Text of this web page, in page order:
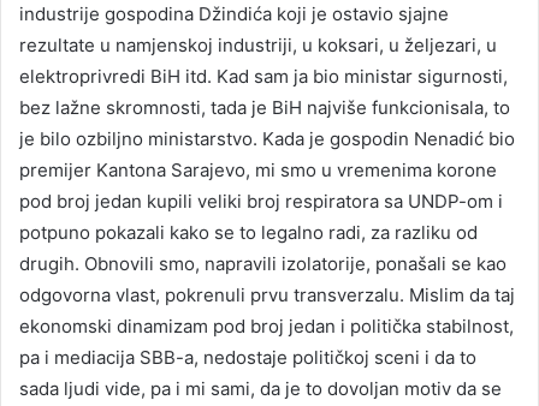
industrije gospodina Džindića koji je ostavio sjajne
rezultate u namjenskoj industriji, u koksari, u željezari, u
elektroprivredi BiH itd. Kad sam ja bio ministar sigurnosti,
bez lažne skromnosti, tada je BiH najviše funkcionisala, to
je bilo ozbiljno ministarstvo. Kada je gospodin Nenadić bio
premijer Kantona Sarajevo, mi smo u vremenima korone
pod broj jedan kupili veliki broj respiratora sa UNDP-om i
potpuno pokazali kako se to legalno radi, za razliku od
drugih. Obnovili smo, napravili izolatorije, ponašali se kao
odgovorna vlast, pokrenuli prvu transverzalu. Mislim da taj
ekonomski dinamizam pod broj jedan i politička stabilnost,
pa i mediacija SBB-a, nedostaje političkoj sceni i da to
sada ljudi vide, pa i mi sami, da je to dovoljan motiv da se